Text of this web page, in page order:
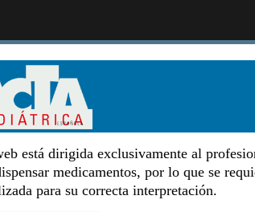
está dirigida exclusivamente al
medicamentos, por lo que se
para su correcta interpretación.